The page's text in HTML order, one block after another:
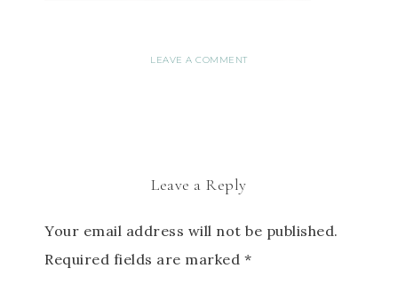
LEAVE A COMMENT
Leave a Reply
Your email address will not be published.
Required fields are marked *